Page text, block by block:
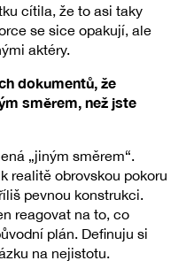
cítila, že to asi taky
se sice opakují, ale
aktéry.
dokumentů, že
směrem, než jste
„jiným směrem“.
realitě obrovskou pokoru
pevnou konstrukci.
reagovat na to, co
plán. Definuju si
na nejistotu.